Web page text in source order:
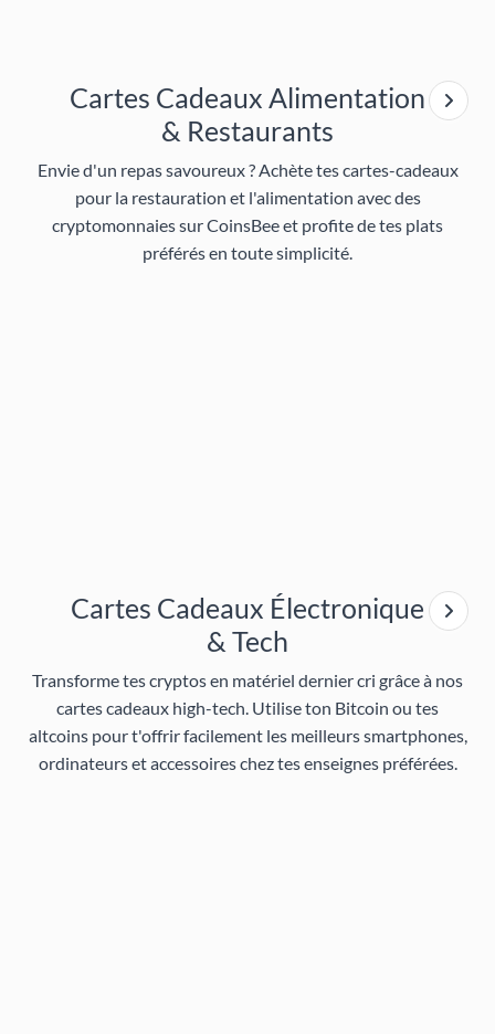
Cartes Cadeaux Alimentation
& Restaurants
Envie d'un repas savoureux ? Achète tes cartes-cadeaux
pour la restauration et l'alimentation avec des
cryptomonnaies sur CoinsBee et profite de tes plats
préférés en toute simplicité.
Cartes Cadeaux Électronique
& Tech
Transforme tes cryptos en matériel dernier cri grâce à nos
cartes cadeaux high-tech. Utilise ton Bitcoin ou tes
altcoins pour t'offrir facilement les meilleurs smartphones,
ordinateurs et accessoires chez tes enseignes préférées.